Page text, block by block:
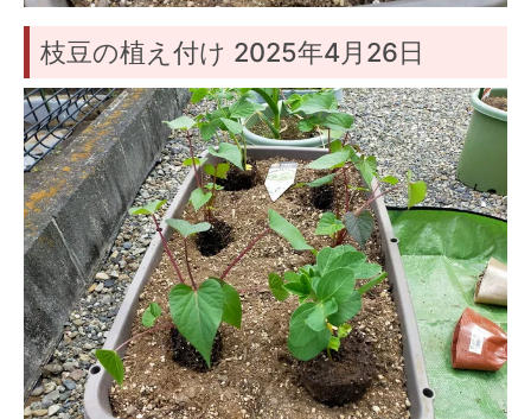
枝豆の植え付け 2025年4月26日